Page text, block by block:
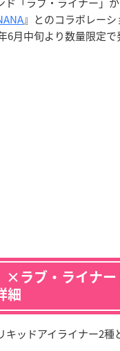
』とのコラボレー
6月中旬より数量限定で
×ラブ・ライナ
細
キッドアイライナー2種